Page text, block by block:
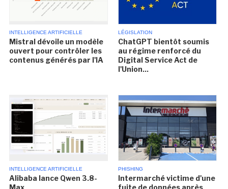
INTELLIGENCE ARTIFICIELLE
Mistral dévoile un modèle
ouvert pour contrôler les
contenus générés par l'IA
LÉGISLATION
ChatGPT bientôt soumis
au régime renforcé du
Digital Service Act de
l'Union...
INTELLIGENCE ARTIFICIELLE
Alibaba lance Qwen 3.8-
PHISHING
Intermarché victime d'une